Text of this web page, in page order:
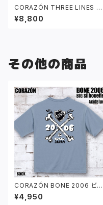
CORAZÓN THREE LINES パ
ーカー ホワイト
¥8,800
その他の商品
CORAZÓN BONE 2006 ビッ
グシルエット Tシャツ アシッドブ
ルー
¥4,950